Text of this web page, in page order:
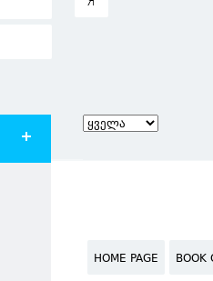
HOME PAGE BOOK